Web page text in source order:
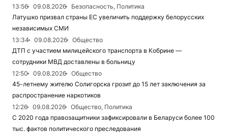
13:56
09.08.2026
Безопасность, Политика
Латушко призвал страны ЕС увеличить поддержку белорусских
независимых СМИ
13:34
09.08.2026
Общество
ДТП с участием милицейского транспорта в Кобрине —
сотрудники МВД доставлены в больницу
12:50
09.08.2026
Общество
45-летнему жителю Солигорска грозит до 15 лет заключения за
распространение наркотиков
12:26
09.08.2026
Общество, Политика
С 2020 года правозащитники зафиксировали в Беларуси более 100
тыс. фактов политического преследования